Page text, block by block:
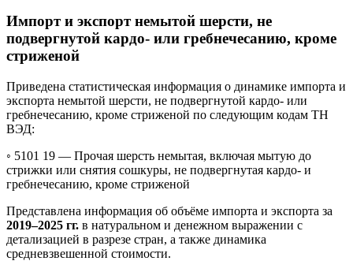
Импорт и экспорт немытой шерсти, не
подвергнутой кардо- или гребнечесанию, кроме
стриженой
Приведена статистическая информация о динамике импорта и
экспорта немытой шерсти, не подвергнутой кардо- или
гребнечесанию, кроме стриженой по следующим кодам ТН
ВЭД:
◦ 5101 19 — Прочая шерсть немытая, включая мытую до
стрижки или снятия сошкуры, не подвергнутая кардо- и
гребнечесанию, кроме стриженой
Представлена информация об объёме импорта и экспорта за
2019–2025 гг. в натуральном и денежном выражении с
детализацией в разрезе стран, а также динамика
средневзвешенной стоимости.